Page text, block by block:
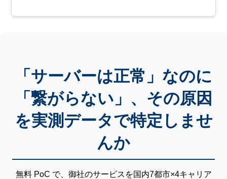
「サーバーは正常」なのに
「繋がらない」、その原因
を実測データで特定しませ
んか
無料 PoC で、御社のサービスを国内7都市×4キャリア